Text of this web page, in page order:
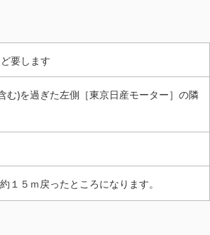
要します
む)を過ぎた左側［東京日産モーター］の隣
５ｍ戻ったところになります。